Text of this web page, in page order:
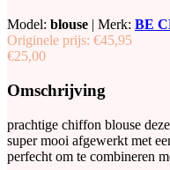
Model: blouse | Merk: BE
Originele prijs: €45,95
€25,00
Omschrijving
prachtige chiffon blouse
super mooi afgewerkt met
perfecht om te combineren